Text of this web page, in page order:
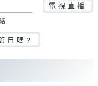
電視直播
目嗎?